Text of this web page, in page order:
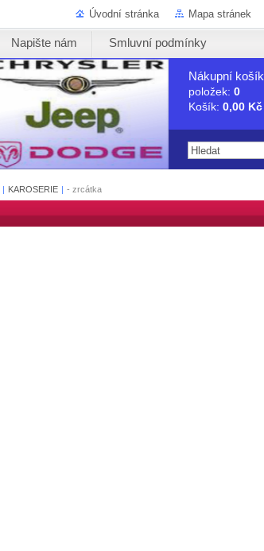
Úvodní stránka Mapa stránek
Napište nám Smluvní podmínky
Nákupní košík
položek: 0
Košík: 0,00 Kč
| KAROSERIE | - zrcátka